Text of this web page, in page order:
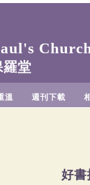
羅堂
溫 週刊下載
好書